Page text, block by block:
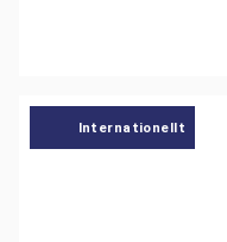
Internationellt